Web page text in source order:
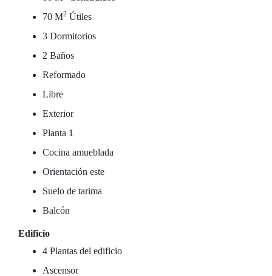
70 M2 Útiles
3 Dormitorios
2 Baños
Reformado
Libre
Exterior
Planta 1
Cocina amueblada
Orientación este
Suelo de tarima
Balcón
Edificio
4 Plantas del edificio
Ascensor